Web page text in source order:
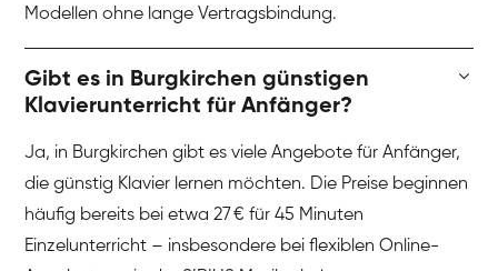
Modellen ohne lange Vertragsbindung.
Gibt es in Burgkirchen günstigen
Klavierunterricht für Anfänger?
Ja, in Burgkirchen gibt es viele Angebote für Anfänger,
die günstig Klavier lernen möchten. Die Preise beginnen
häufig bereits bei etwa 27 € für 45 Minuten
Einzelunterricht – insbesondere bei flexiblen Online-